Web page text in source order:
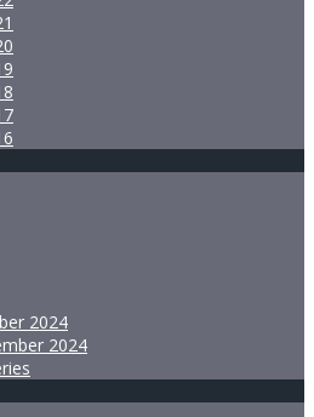
2024
2024